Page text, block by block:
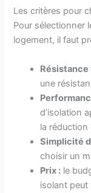
Les critères pour
Pour sélectionner
logement, il faut
une
d’isolation
la
Simplicité
choisir un
Prix : le
isolant